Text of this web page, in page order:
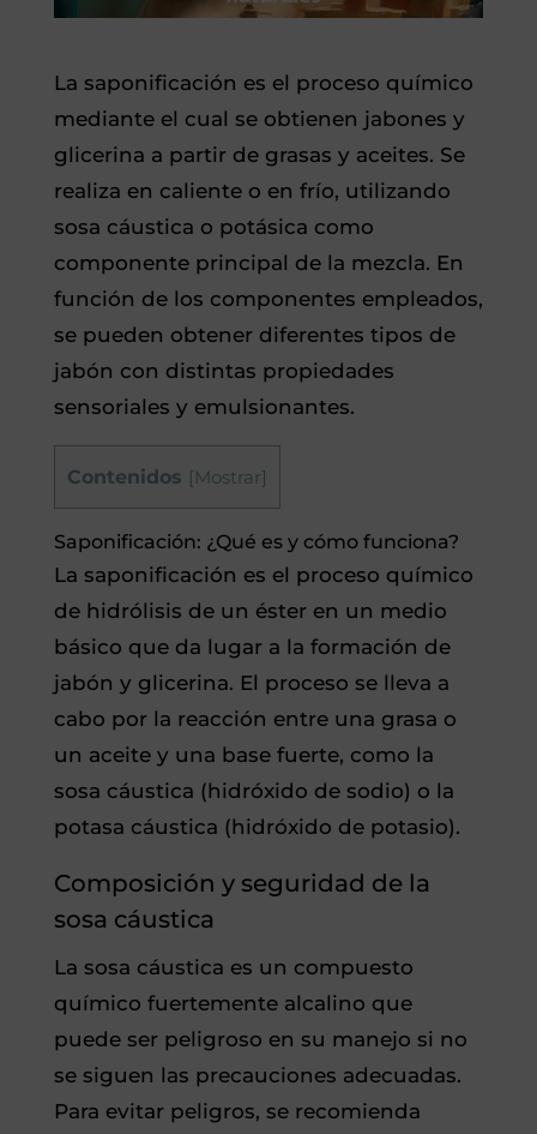
La saponificación es el proceso químico
mediante el cual se obtienen jabones y
glicerina a partir de grasas y aceites. Se
realiza en caliente o en frío, utilizando
sosa cáustica o potásica como
componente principal de la mezcla. En
función de los componentes empleados,
se pueden obtener diferentes tipos de
jabón con distintas propiedades
sensoriales y emulsionantes.
Contenidos [Mostrar]
Saponificación: ¿Qué es y cómo funciona?
La saponificación es el proceso químico
de hidrólisis de un éster en un medio
básico que da lugar a la formación de
jabón y glicerina. El proceso se lleva a
cabo por la reacción entre una grasa o
un aceite y una base fuerte, como la
sosa cáustica (hidróxido de sodio) o la
potasa cáustica (hidróxido de potasio).
Composición y seguridad de la
sosa cáustica
La sosa cáustica es un compuesto
químico fuertemente alcalino que
puede ser peligroso en su manejo si no
se siguen las precauciones adecuadas.
Para evitar peligros, se recomienda